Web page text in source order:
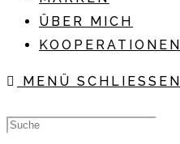
ÜBER MICH
KOOPERATIONEN
MENÜ SCHLIESSEN